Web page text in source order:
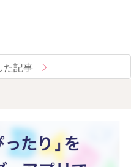
た記事